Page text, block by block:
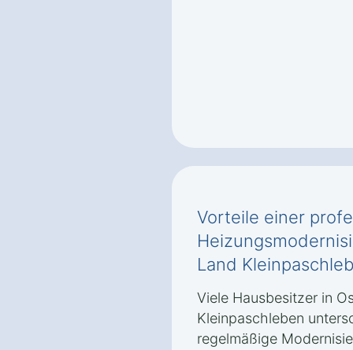
Vorteile einer
Land
Viele Hausbesitzer in
Kleinpaschleben
regelmäßige